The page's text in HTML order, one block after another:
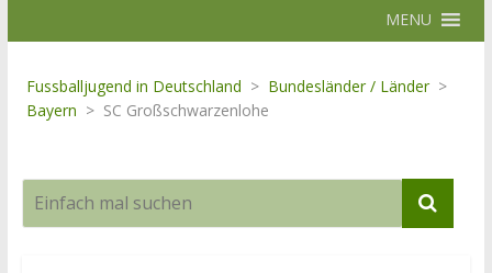
MENU
Fussballjugend in Deutschland > Bundesländer / Länder >
Bayern > SC Großschwarzenlohe